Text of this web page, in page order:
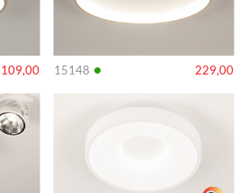
109,00 15148 • 229,00